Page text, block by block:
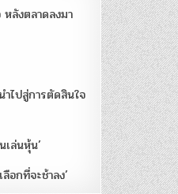
ลังตลาดลงมา
ไปสู่การตัดสินใจ
ล่นหุ้น’
อกที่จะช้าลง’